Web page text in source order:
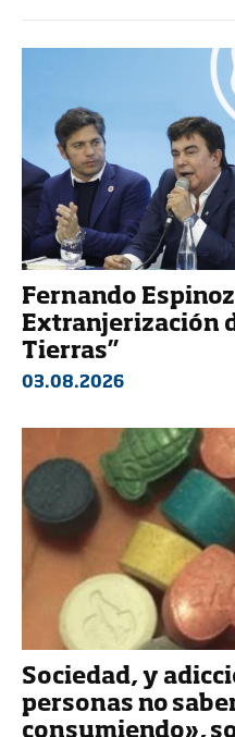
Fernando
Extranjerización
Tierras”
03.08.2026
Sociedad, y
personas no